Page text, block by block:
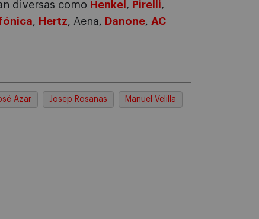
diversas como Henkel , Pirelli,
, Hertz, Aena, Danone, AC
Azar Josep Rosanas Manuel Velilla